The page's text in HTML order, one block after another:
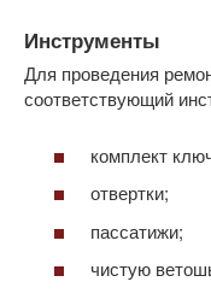
Инструменты
Для проведения
соответствующий
комплект
отвертки;
пассатижи;
чистую